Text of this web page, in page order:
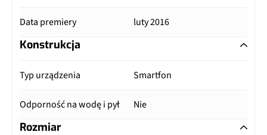
Data premiery luty 2016
Konstrukcja
Typ urządzenia Smartfon
Odporność na wodę i pył Nie
Rozmiar